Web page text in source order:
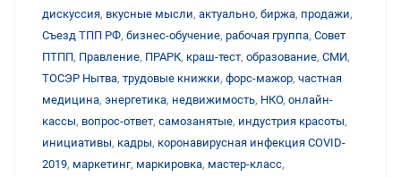
дискуссия, вкусные мысли, актуально, биржа, продажи,
Съезд ТПП РФ, бизнес-обучение, рабочая группа, Совет
ПТПП, Правление, ПРАРК, краш-тест, образование, СМИ,
ТОСЭР Нытва, трудовые книжки, форс-мажор, частная
медицина, энергетика, недвижимость, НКО, онлайн-
кассы, вопрос-ответ, самозанятые, индустрия красоты,
инициативы, кадры, коронавирусная инфекция COVID-
2019, маркетинг, маркировка, мастер-класс,